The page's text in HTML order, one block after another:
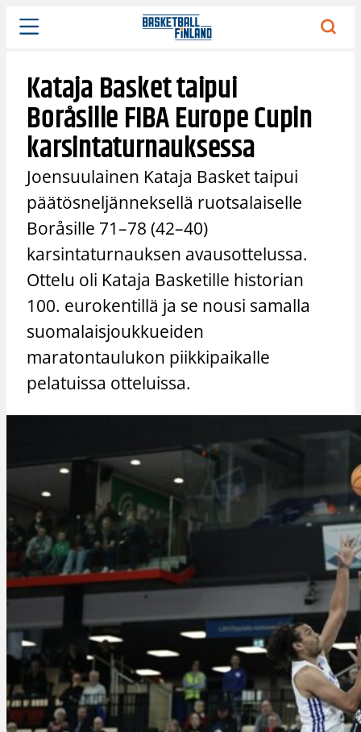
Siirry
sisältöön
Kataja Basket taipui
Boråsille FIBA Europe Cupin
karsintaturnauksessa
Joensuulainen Kataja Basket taipui
päätösneljänneksellä ruotsalaiselle
Boråsille 71–78 (42–40)
karsintaturnauksen avausottelussa.
Ottelu oli Kataja Basketille historian
100. eurokentillä ja se nousi samalla
suomalaisjoukkueiden
maratontaulukon piikkipaikalle
pelatuissa otteluissa.